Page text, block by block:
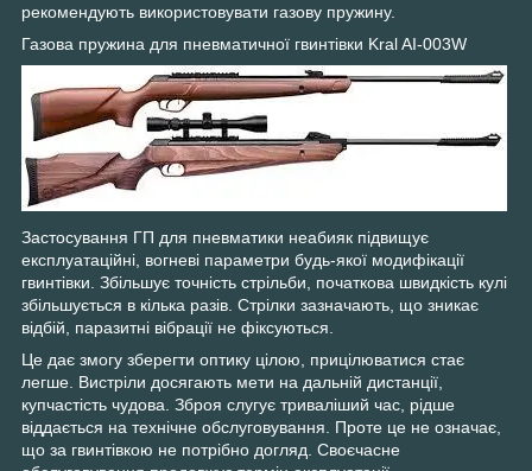
рекомендують використовувати газову пружину.
Газова пружина для пневматичної гвинтівки Kral AI-003W
Застосування ГП для пневматики неабияк підвищує
експлуатаційні, вогневі параметри будь-якої модифікації
гвинтівки. Збільшує точність стрільби, початкова швидкість кулі
збільшується в кілька разів. Стрілки зазначають, що зникає
відбій, паразитні вібрації не фіксуються.
Це дає змогу зберегти оптику цілою, прицілюватися стає
легше. Вистріли досягають мети на дальній дистанції,
купчастість чудова. Зброя слугує триваліший час, рідше
віддається на технічне обслуговування. Проте це не означає,
що за гвинтівкою не потрібно догляд. Своєчасне